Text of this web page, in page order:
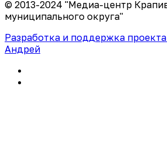
© 2013-2024 "Медиа-центр
муниципального округа"
Разработка и поддержка
Андрей